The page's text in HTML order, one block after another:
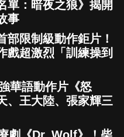
單：暗夜之狼》揭開
事
部限制級動作鉅片！
戲超激烈「訓練操到
華語動作片《怒
、王大陸、張家輝三